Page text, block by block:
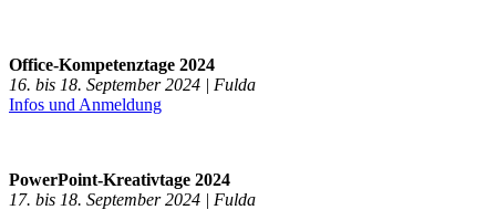
Office-Kompetenztage 2024
16. bis 18. September 2024 | Fulda
Infos und Anmeldung
PowerPoint-Kreativtage 2024
17. bis 18. September 2024 | Fulda